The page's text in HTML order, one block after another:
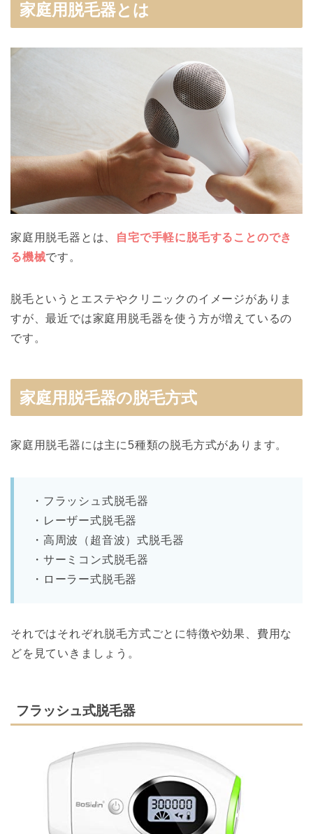
家庭用脱毛器とは
家庭用脱毛器とは、
自宅で手軽に脱毛することのでき
る機械です。
脱毛というとエステやクリニックのイメージがありま
すが、最近では家庭用脱毛器を使う方が増えているの
です。
家庭用脱毛器の脱毛方式
家庭用脱毛器には主に5種類の脱毛方式があります。
・フラッシュ式脱毛器
・レーザー式脱毛器
・高周波（超音波）式脱毛器
・サーミコン式脱毛器
・ローラー式脱毛器
それではそれぞれ脱毛方式ごとに特徴や効果、費用な
どを見ていきましょう。
フラッシュ式脱毛器